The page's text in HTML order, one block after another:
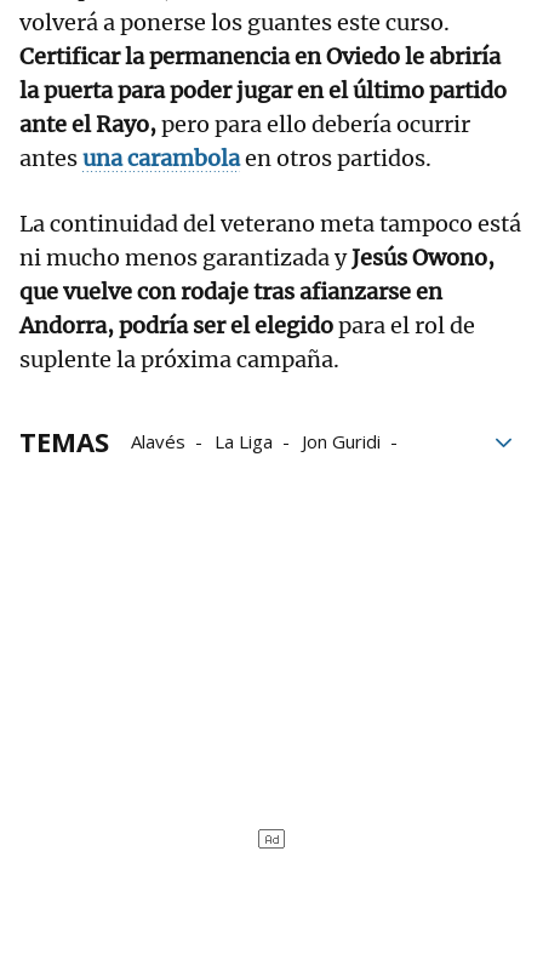
volverá a ponerse los guantes este curso.
Certificar la permanencia en Oviedo le abriría
la puerta para poder jugar en el último partido
ante el Rayo,pero para ello debería ocurrir
antesuna carambolaen otros partidos.
La continuidad del veterano meta tampoco está
ni mucho menos garantizada yJesús Owono,
que vuelve con rodaje tras afianzarse en
Andorra, podría ser el elegidopara el rol de
suplente la próxima campaña.
TEMAS Alavés La Liga
Jon Guridi